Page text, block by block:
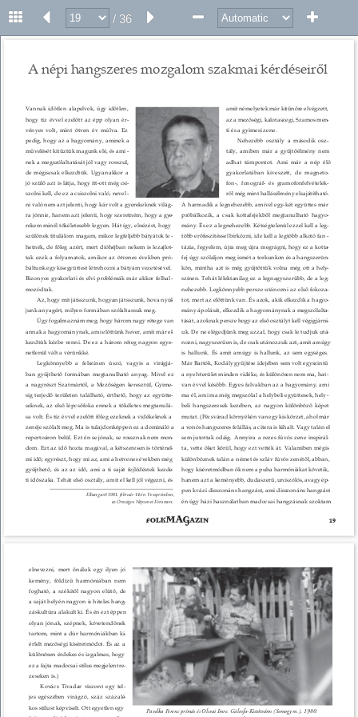
/ 36
19
A népi hangszeres mozgalom szakmai kérdéseiről
Vannak időtlen alapelvek, úgy időtlen,
hogy tíz évvel ezelőtt az épp olyan ér-
vényes volt, mint ötven év múlva. Ez
pedig, hogy az a hagyomány, aminek a
művelését kitűztük magunk elé, és ami -
nek a megszólaltatását jól vagy rosszul,
de mégiscsak elkezdtük. Ugyanakkor a
jó szülő azt is látja, hogy itt-ott még csi-
szolni kell, de ez a csiszolni való, nevel-
ni való nem azt jelenti, hogy kár volt a gyerekeknek világ-
ra jönnie, hanem azt jelenti, hogy szeretném, hogy a gye-
rekem minél tökéletesebb legyen. Hát így, elnézést, hogy
szülőnek titulálom magam, mikor legfeljebb bátyátok le -
hetnék, de főleg azért, mert dióhéjban nekem is lezajlot-
tak ezek a folyamatok, amikor az ötvenes években pró-
báltunk egy kisegyüttest létrehozni a bátyám vezetésével.
Bizonyos gyakorlati és elvi problémák már akkor felhal-
mozódtak.
Az, hogy mit játsszunk, hogyan játsszunk, hova nyúl-
junk anyagért, milyen formában szólaltassuk meg.
Úgy fogalmaznám meg, hogy három nagy rétege van
annak a hagyománynak, ami előttünk hever, amit már el-
kezdtük kézbe venni. De ez a három réteg nagyon egye-
netlenül vált a vérünkké.
Legkönnyebb a felszínen úszó, vagyis a virágjá-
ban gyűjthető formában megtanulható anyag. Mivel ez
a nagyrészt Szatmártól, a Mezőségen keresztül, Gyime-
sig terjedő területen található, érthető, hogy az együtte-
seknek, az első lépcsőfoka ennek a tökéletes megtanulá-
sa volt. És tíz évvel ezelőtt főleg ezeknek a vidékeknek a
zenéje szólalt meg. Ma is tulajdonképpen ez a domináló a
repertoáron belül. Ezt én se jónak, se rossznak nem mon-
dom. Ezt az idő hozta magával, a kétszeresen is történel-
mi idő; egyrészt, hogy mi az, ami a hetvenes években még
gyűjthető, és az az idő, ami a ti saját fejlődéstek kezde-
ti időszaka. Tehát első osztály, amit el kell jól végezni, és
amit némelyetek már kitűnőre elvégzett,
az a mezőségi, kalotaszegi, Szamos men-
ti és a gyimesi zene.
Nehezebb osztály a második osz-
tály, amiben már a gyűjtőélmény nem
adhat támpontot. Ami már a nép élő
gyakorlatában kiveszett, de magneto-
fon-, fonográf- és gramofonfelvételek-
ről még mint hallásélmény elsajátítható.
A harmadik a legnehezebb, amivel egy-két együttes már
próbálkozik, a csak kottafejekből megtanulható hagyo-
mány. És ez a legnehezebb. Kétségtelenül ezzel kell a leg-
több erőfeszítéssel birkózni, ide kell a legtöbb alkotó fan -
tázia, fegyelem, újra meg újra megrágni, hogy ez a kotta-
fej úgy szólaljon meg ismét a torkunkon és a hangszerün-
kön, mintha azt is még gyűjtöttük volna még ott a hely-
színen. Tehát lélektanilag ez a legnagyszerűbb, de a leg-
nehezebb. Legkönnyebb persze utánozni az első fokoza-
tot, mert az előttünk van. És azok, akik elkezdik a hagyo-
mány ápolását, elkezdik a hagyománynak a megszólalta-
tását, azoknak persze hogy az első osztályt kell végigjárni-
uk. De ne elégedjünk meg azzal, hogy csak le tudjuk utá-
nozni, nagyszerűen is, de csak utánozzuk azt, amit amúgy
is hallunk. És amit amúgy is hallunk, az sem egységes.
Már Bartók, Kodály gyűjtése idejében sem volt egyszintű
a nyelvterület minden vidéke, és különösen nem ma, hat-
van évvel később. Egyes falvakban az a hagyomány, ami
ma él, ami ma még megszólal a helybeli együttesek, hely-
beli hangszeresek kezében, az nagyon különböző képet
mutat. (Pécsvárad környékén van egy kis körzet, ahol már
a vonós hangszeres felállás, a citera is kihalt. Vagy talán el
sem jutottak odáig. Annyira a rezes fúvós zene inspirál-
ta, vette őket körül, hogy ezt vették át. Valamiben mégis
különböznek talán a német és szláv fúvós zenétől, abban,
hogy kíséretmódban ők nem a puha harmóniákat követik,
hanem azt a keményebb, dudaszerű, uniszólós, avagy ép-
pen kvázi disszonáns hangzást, ami disszonáns hangzást
én úgy házi használatban madocsai hangzásnak szoktam
Elhangzott 1981. február 14-én Veszprémben,
az Országos Népzenei Fórumon.
elnevezni, mert őnáluk egy ilyen jó
kemény, földízű harmóniában nem
fogható, a székitől nagyon elütő, de
a saját helyén nagyon is hiteles hang-
záskultúra alakult ki. És én ezt éppen
olyan jónak, szépnek, követendőnek
tartom, mint a dúr harmóniákban ki-
érlelt mezőségi kíséretmódot. És az a
különösen érdekes és izgalmas, hogy
ez a fajta madocsai stílus megjelent re-
zeseken is.)
Kovács Tivadar viszont egy tel-
jes egészében virágzó, száz százalé-
kos stílust képviselt. Ott egyetlen egy
Pavelka Ferenc prímás és Olsvai Imre. Gálosfa-Kistótváros (Somogy m.), 1980.